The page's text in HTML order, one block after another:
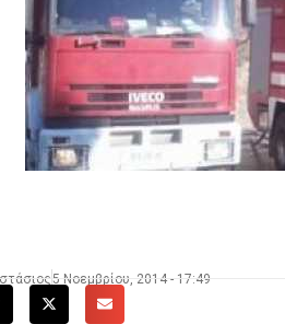
5 Νοεμβρίου, 2014 - 17:49